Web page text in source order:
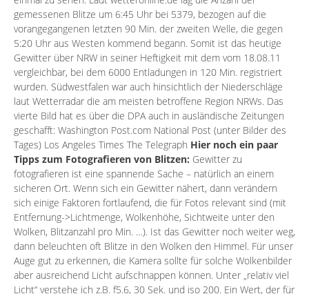
gemessenen Blitze um 6:45 Uhr bei 5379, bezogen auf die
vorangegangenen letzten 90 Min. der zweiten Welle, die gegen
5:20 Uhr aus Westen kommend begann. Somit ist das heutige
Gewitter über NRW in seiner Heftigkeit mit dem vom 18.08.11
vergleichbar, bei dem 6000 Entladungen in 120 Min. registriert
wurden. Südwestfalen war auch hinsichtlich der Niederschläge
laut Wetterradar die am meisten betroffene Region NRWs. Das
vierte Bild hat es über die DPA auch in ausländische Zeitungen
geschafft: Washington Post.com National Post (unter Bilder des
Tages) Los Angeles Times The Telegraph Hier noch ein paar
Tipps zum Fotografieren von Blitzen: Gewitter zu
fotografieren ist eine spannende Sache – natürlich an einem
sicheren Ort. Wenn sich ein Gewitter nähert, dann verändern
sich einige Faktoren fortlaufend, die für Fotos relevant sind (mit
Entfernung->Lichtmenge, Wolkenhöhe, Sichtweite unter den
Wolken, Blitzanzahl pro Min. …). Ist das Gewitter noch weiter weg,
dann beleuchten oft Blitze in den Wolken den Himmel. Für unser
Auge gut zu erkennen, die Kamera sollte für solche Wolkenbilder
aber ausreichend Licht aufschnappen können. Unter „relativ viel
Licht“ verstehe ich z.B. f5.6, 30 Sek. und iso 200. Ein Wert, der für